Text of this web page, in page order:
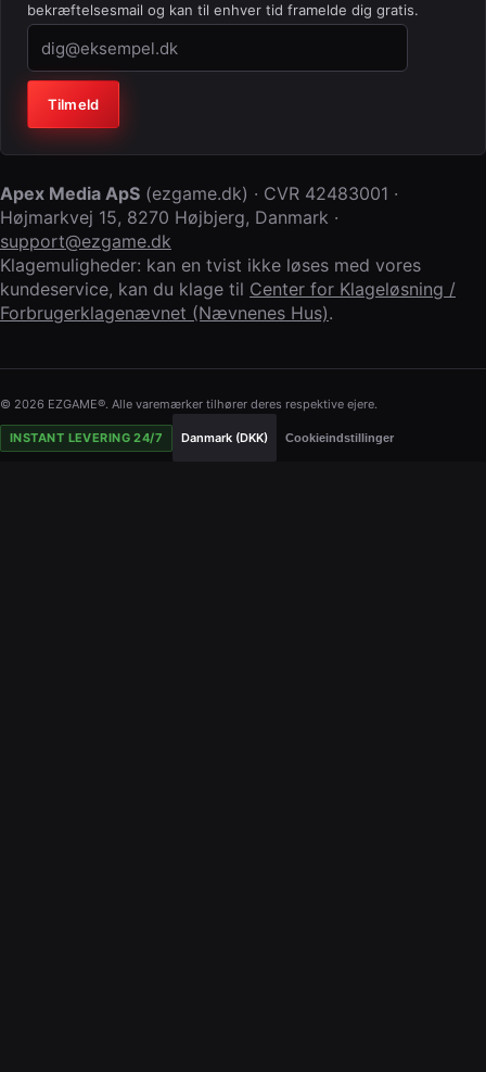
bekræftelsesmail og kan til enhver tid framelde dig gratis.
Virksomhed (lad feltet stå tomt)
Tilmeld
Apex Media ApS (ezgame.dk) · CVR 42483001 ·
Højmarkvej 15, 8270 Højbjerg, Danmark ·
support@ezgame.dk
Klagemuligheder: kan en tvist ikke løses med vores
kundeservice, kan du klage til Center for Klageløsning /
Forbrugerklagenævnet (Nævnenes Hus).
© 2026 EZGAME®. Alle varemærker tilhører deres respektive ejere.
INSTANT LEVERING 24/7 Danmark (DKK) Cookieindstillinger